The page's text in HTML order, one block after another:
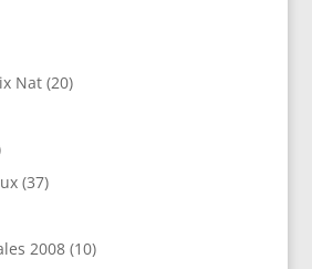
Nat(20)
(37)
2008(10)